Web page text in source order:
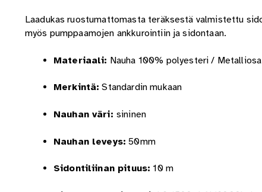
Laadukas ruostumattomasta teräksestä valmistettu
myös pumppaamojen ankkurointiin ja sidontaan.
Materiaali: Nauha 100% polyesteri /
Merkintä: Standardin mukaan
Nauhan väri: sininen
Nauhan leveys: 50mm
Sidontiliinan pituus: 10 m